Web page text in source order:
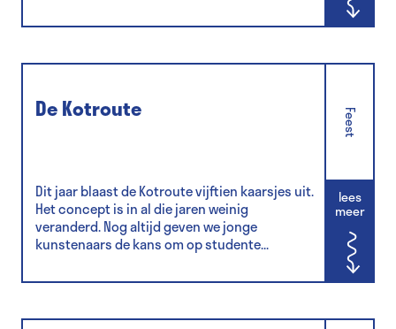
De Kotroute
Dit jaar blaast de Kotroute vijftien kaarsjes uit.
Het concept is in al die jaren weinig
veranderd. Nog altijd geven we jonge
kunstenaars de kans om op studente...
Feest
lees
meer